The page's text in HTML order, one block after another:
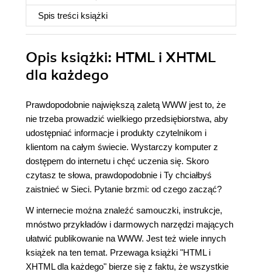
Spis treści książki
Opis książki: HTML i XHTML
dla każdego
Prawdopodobnie największą zaletą WWW jest to, że
nie trzeba prowadzić wielkiego przedsiębiorstwa, aby
udostępniać informacje i produkty czytelnikom i
klientom na całym świecie. Wystarczy komputer z
dostępem do internetu i chęć uczenia się. Skoro
czytasz te słowa, prawdopodobnie i Ty chciałbyś
zaistnieć w Sieci. Pytanie brzmi: od czego zacząć?
W internecie można znaleźć samouczki, instrukcje,
mnóstwo przykładów i darmowych narzędzi mających
ułatwić publikowanie na WWW. Jest też wiele innych
książek na ten temat. Przewaga książki "HTML i
XHTML dla każdego" bierze się z faktu, że wszystkie